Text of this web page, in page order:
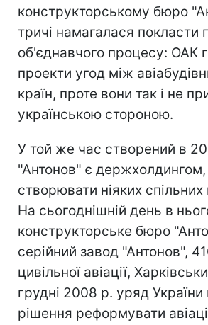
конструкторському бюро
тричі намагалася покласти
об'єднавчого процесу: ОАК
проекти угод між
країн, проте вони так і не
українською стороною.
У той же час створений в
"Антонов" є
створювати ніяких
На сьогоднішній день в
конструкторське бюро
серійний завод "Антонов",
цивільної авіації,
грудні 2008 р. уряд
рішення реформувати